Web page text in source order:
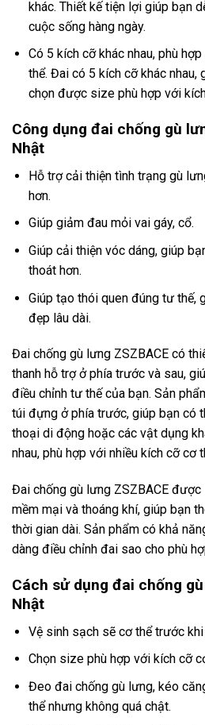
khác. Thiết kế tiện lợi giúp bạn
cuộc sống hàng ngày.
Có 5 kích cỡ khác nhau, phù
thể. Đai có 5 kích cỡ khác nhau,
chọn được size phù hợp với
Công dụng đai chống gù
Nhật
Hỗ trợ cải thiện tình trạng gù
hơn.
Giúp giảm đau mỏi vai gáy, cổ.
Giúp cải thiện vóc dáng, giúp
thoát hơn.
Giúp tạo thói quen đúng tư thế,
đẹp lâu dài.
Đai chống gù lưng ZSZBACE có
thanh hỗ trợ ở phía trước và sau,
điều chỉnh tư thế của bạn. Sản
túi đựng ở phía trước, giúp bạn có
thoại di động hoặc các vật dụng
nhau, phù hợp với nhiều kích cỡ cơ
Đai chống gù lưng ZSZBACE
mềm mại và thoáng khí, giúp bạn
thời gian dài. Sản phẩm có khả
dàng điều chỉnh đai sao cho phù
Cách sử dụng đai chống
Nhật
Vệ sinh sạch sẽ cơ thể trước
Chọn size phù hợp với kích cỡ
Đeo đai chống gù lưng, kéo
thể nhưng không quá chật.